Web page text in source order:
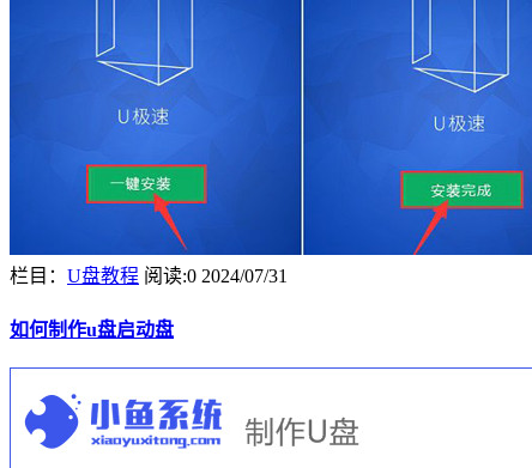
栏目： U盘教程 阅读:0 2024/07/31
如何制作u盘启动盘